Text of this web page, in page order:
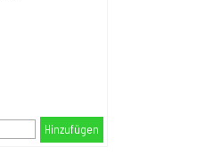
Hinzufügen